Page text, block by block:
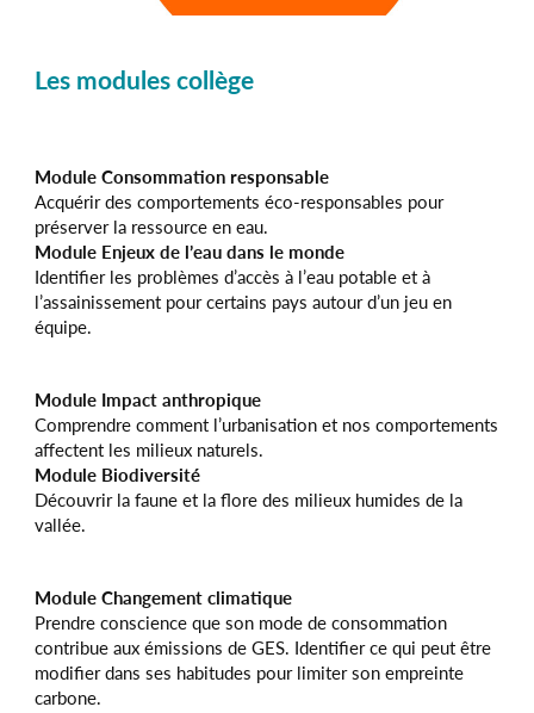
Les modules collège
Module Consommation responsable
Acquérir des comportements éco-responsables pour
préserver la ressource en eau.
Module Enjeux de l’eau dans le monde
Identifier les problèmes d’accès à l’eau potable et à
l’assainissement pour certains pays autour d’un jeu en
équipe.
Module Impact anthropique
Comprendre comment l’urbanisation et nos comportements
affectent les milieux naturels.
Module Biodiversité
Découvrir la faune et la flore des milieux humides de la
vallée.
Module Changement climatique
Prendre conscience que son mode de consommation
contribue aux émissions de GES. Identifier ce qui peut être
modifier dans ses habitudes pour limiter son empreinte
carbone.